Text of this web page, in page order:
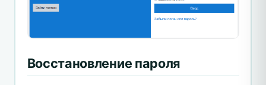
Восстановление пароля